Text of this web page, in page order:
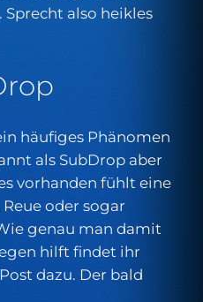
also heikles
häufiges Phänomen
als SubDrop aber
vorhanden fühlt eine
oder sogar
genau man damit
hilft findet ihr
dazu. Der bald